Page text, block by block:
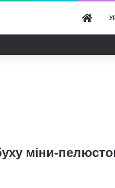
міни-